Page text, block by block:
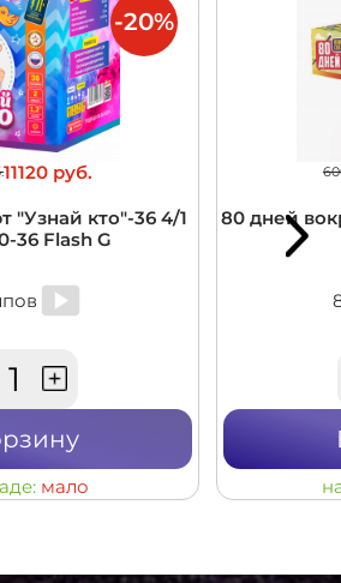
11120 руб.
"Узнай кто"-36 4/1
36 Flash G
мало
-20%
80 дней